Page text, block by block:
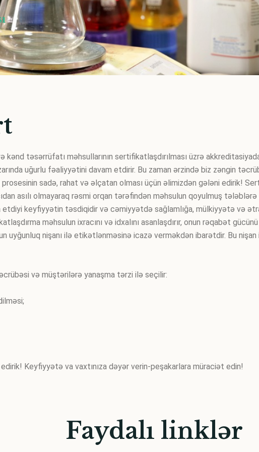
kənd təsərrüfatı məhsullarının sertifikatlaşdırılması üzrə
uğurlu fəaliyyətini davam etdirir. Bu zaman ərzində biz zəngin
prosesinin sadə, rahat və əlçatan olması üçün əlimizdən gələni edirik!
asılı olmayaraq rəsmi orqan tərəfindən məhsulun qoyulmuş
etdiyi keyfiyyətin təsdiqidir və cəmiyyətdə sağlamlığa, mülkiyyətə və
məhsulun ixracını və idxalını asanlaşdırır, onun rəqabət
uyğunluq nişanı ilə etikətlənməsinə icazə verməkdən ibarətdir. Bu
və müştərilərə yanaşma tərzi ilə seçilir:
edirik! Keyfiyyətə va vaxtınıza dəyər verin-peşakarlara müraciət edin!
Faydalı linklər